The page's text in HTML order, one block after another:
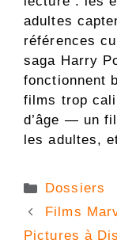
adultes
références
saga Harry
fonctionnent
films trop
d’âge — un
les adultes,
Catégories
Dossiers
Films
Pictures à